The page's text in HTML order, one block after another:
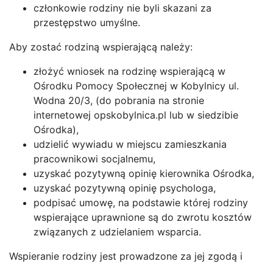
członkowie rodziny nie byli skazani za
przestępstwo umyślne.
Aby zostać rodziną wspierającą należy:
złożyć wniosek na rodzinę wspierającą w
Ośrodku Pomocy Społecznej w Kobylnicy ul.
Wodna 20/3, (do pobrania na stronie
internetowej opskobylnica.pl lub w siedzibie
Ośrodka),
udzielić wywiadu w miejscu zamieszkania
pracownikowi socjalnemu,
uzyskać pozytywną opinię kierownika Ośrodka,
uzyskać pozytywną opinię psychologa,
podpisać umowę, na podstawie której rodziny
wspierające uprawnione są do zwrotu kosztów
związanych z udzielaniem wsparcia.
Wspieranie rodziny jest prowadzone za jej zgodą i